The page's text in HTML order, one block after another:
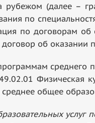
рубежом (далее –
по
по договорам
об оказании
среднего
Физическая
общее
услуг